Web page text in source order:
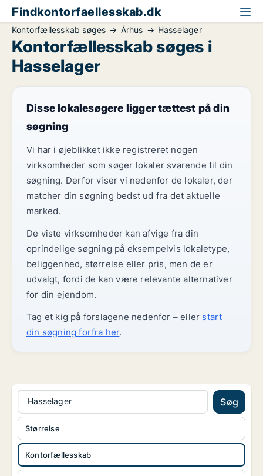
Findkontorfaellesskab.dk
Kontorfællesskab søges Århus Hasselager
Kontorfællesskab søges i
Hasselager
Disse lokalesøgere ligger tættest på din
søgning
Vi har i øjeblikket ikke registreret nogen
virksomheder som søger lokaler svarende til din
søgning. Derfor viser vi nedenfor de lokaler, der
matcher din søgning bedst ud fra det aktuelle
marked.
De viste virksomheder kan afvige fra din
oprindelige søgning på eksempelvis lokaletype,
beliggenhed, størrelse eller pris, men de er
udvalgt, fordi de kan være relevante alternativer
for din ejendom.
Tag et kig på forslagene nedenfor – eller start
din søgning forfra her.
Hasselager Søg
Kontorfællesskab
Størrelse